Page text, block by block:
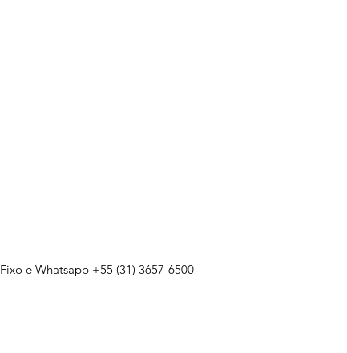
Fixo e Whatsapp +55 (31) 3657-6500